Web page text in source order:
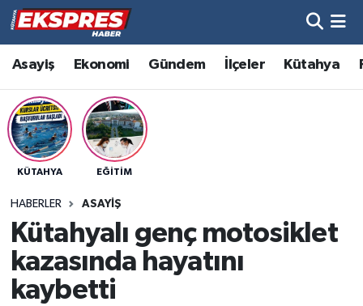
Asayiş Ekonomi Gündem İlçeler Kütahya
KÜTAHYA EĞITIM
HABERLER ASAYIŞ
Kütahyalı genç motosiklet
kazasında hayatını
kaybetti
Altıntaş
Asayiş
Aslanapa
Bölge
Çavdarhisar
Hava Durumu
Trafik Durumu
Süper Lig Puan Durumu ve Fikstür
Son Dakika Haberleri
Haber Arşivi